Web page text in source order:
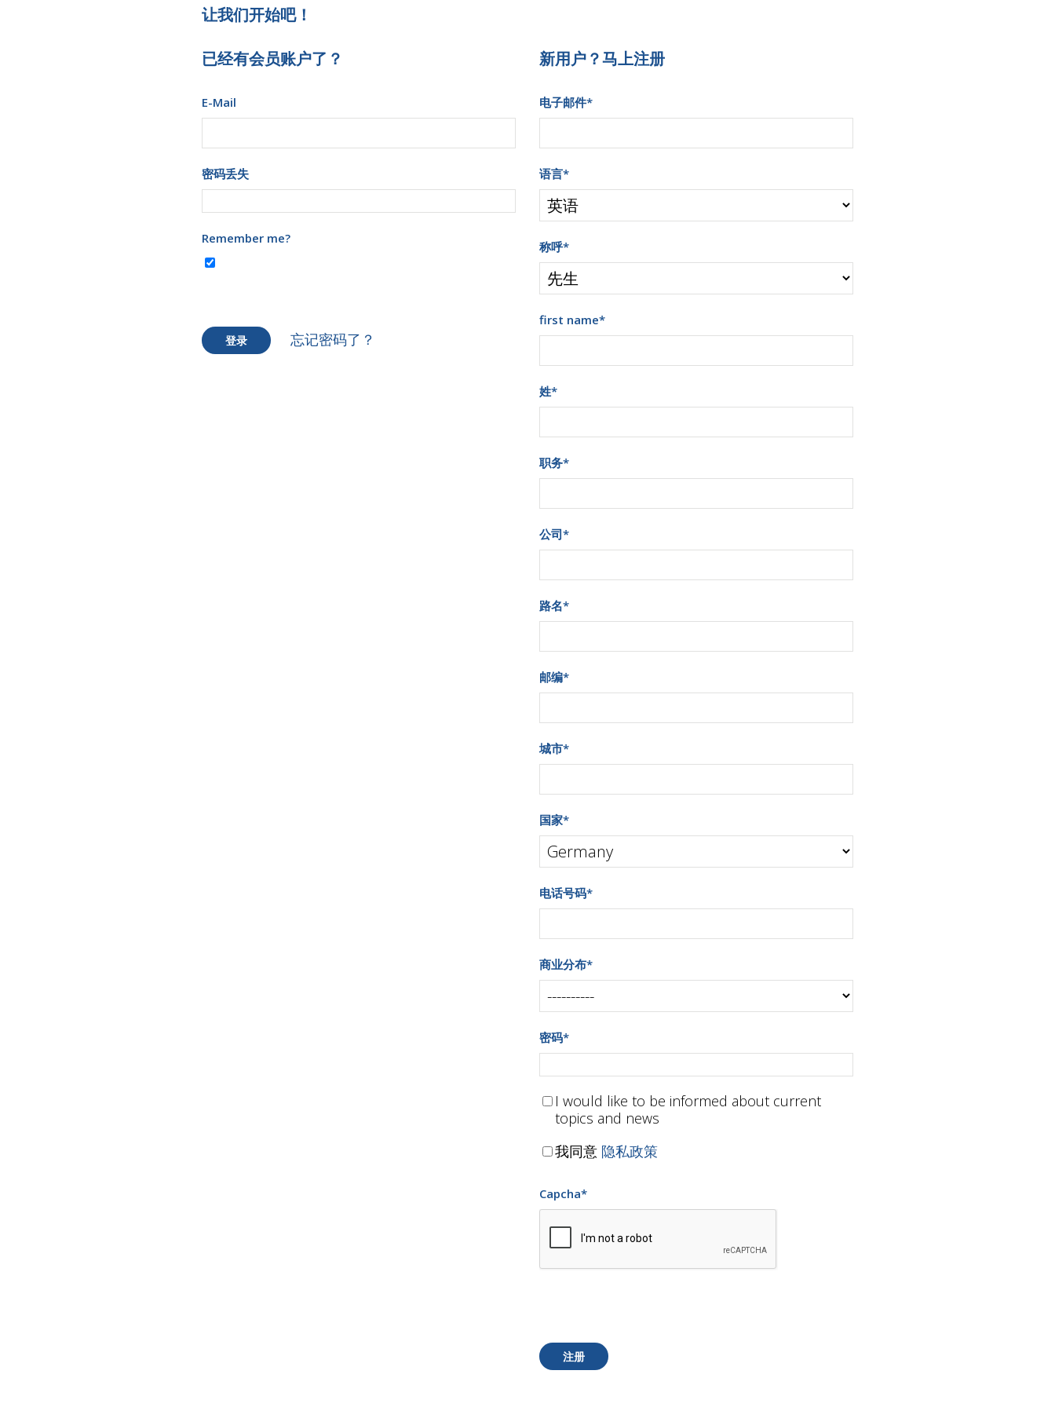
让我们开始吧！
已经有会员账户了？
E-Mail
密码丢失
Remember me?
登录 忘记密码了？
新用户？马上注册
电子邮件*
语言*
称呼*
first name*
姓*
职务*
公司*
路名*
邮编*
城市*
国家*
电话号码*
商业分布*
密码*
I would like to be informed about current
topics and news
我同意 隐私政策
Capcha*
注册